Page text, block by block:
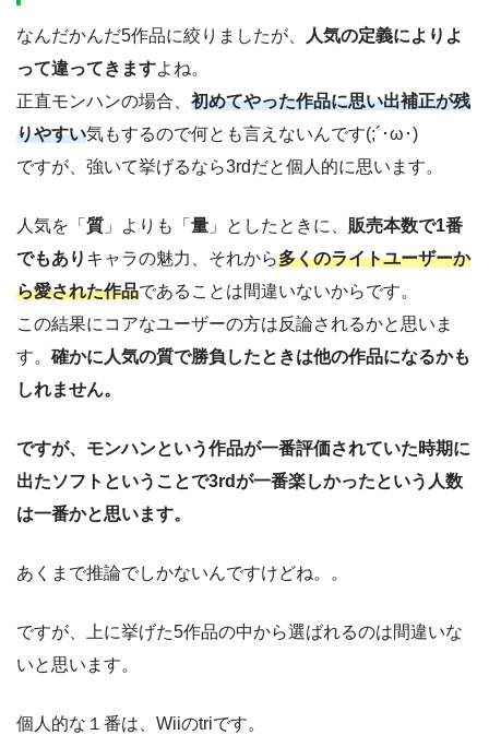
なんだかんだ5作品に絞りましたが、
人気の定義によりよ
って違ってきますよね。
正直モンハンの場合、 初めてやった作品に思い出補正が残
りやすい気もするので何とも言えないんです(;´･ω･)
ですが、強いて挙げるなら3rdだと個人的に思います。
人気を「 質 」よりも「 量 」としたときに、 販売本数で1番
でもあり キャラの魅力、それから多くのライトユーザーか
ら愛された作品であることは間違いないからです。
この結果にコアなユーザーの方は反論されるかと思いま
す。 確かに人気の質で勝負したときは他の作品になるかも
しれません。
ですが、モンハンという作品が一番評価されていた時期に
出たソフトということで3rdが一番楽しかったという人数
は一番かと思います。
あくまで推論でしかないんですけどね。。
ですが、上に挙げた5作品の中から選ばれるのは間違いな
いと思います。
個人的な１番は、Wiiのtriです。